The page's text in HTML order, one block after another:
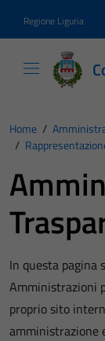
Regione Liguria
Home /
/
In questa pagina
Amministrazioni
proprio sito
amministrazione